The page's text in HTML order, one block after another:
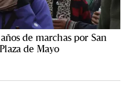
de marchas por San
de Mayo